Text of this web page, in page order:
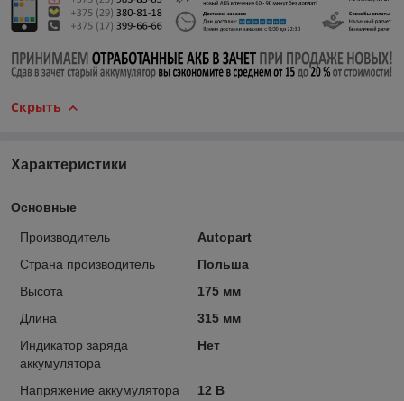
Скрыть
Характеристики
Основные
Производитель
Autopart
Страна производитель
Польша
Высота
175 мм
Длина
315 мм
Индикатор заряда
аккумулятора
Нет
Напряжение аккумулятора
12 В